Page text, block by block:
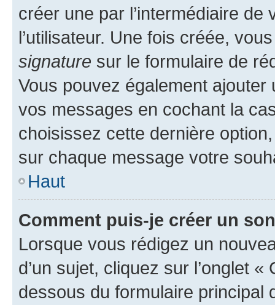
créer une par l’intermédiaire
l’utilisateur. Une fois créée,
signature sur le formulaire de
Vous pouvez également
vos messages en cochant la
choisissez cette dernière
sur chaque message votre
Haut
Comment puis-je créer un
Lorsque vous rédigez un
d’un sujet, cliquez sur l’onglet
dessous du formulaire principal